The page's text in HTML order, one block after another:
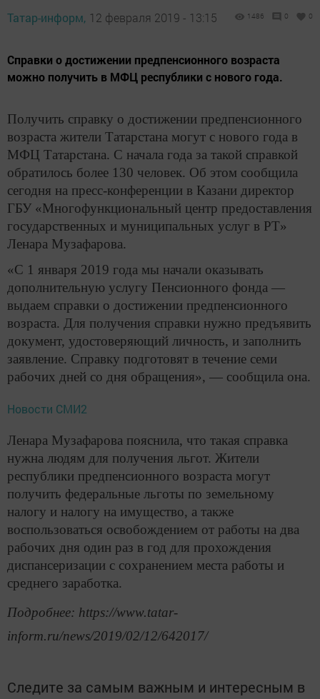
Татар-информ, 12 февраля 2019 - 13:15 1486 0 0
Справки о достижении предпенсионного возраста
можно получить в МФЦ республики с нового года.
Получить справку о достижении предпенсионного
возраста жители Татарстана могут с нового года в
МФЦ Татарстана. С начала года за такой справкой
обратилось более 130 человек. Об этом сообщила
сегодня на пресс-конференции в Казани директор
ГБУ «Многофункциональный центр предоставления
государственных и муниципальных услуг в РТ»
Ленара Музафарова.
«С 1 января 2019 года мы начали оказывать
дополнительную услугу Пенсионного фонда —
выдаем справки о достижении предпенсионного
возраста. Для получения справки нужно предъявить
документ, удостоверяющий личность, и заполнить
заявление. Справку подготовят в течение семи
рабочих дней со дня обращения», — сообщила она.
Новости СМИ2
Ленара Музафарова пояснила, что такая справка
нужна людям для получения льгот. Жители
республики предпенсионного возраста могут
получить федеральные льготы по земельному
налогу и налогу на имущество, а также
воспользоваться освобождением от работы на два
рабочих дня один раз в год для прохождения
диспансеризации с сохранением места работы и
среднего заработка.
Подробнее: https://www.tatar-
inform.ru/news/2019/02/12/642017/
Следите за самым важным и интересным в